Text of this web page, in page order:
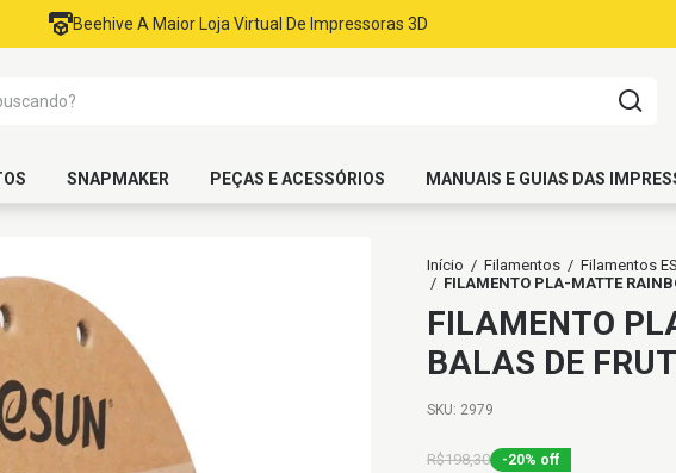
Beehive A Maior Loja Virtual De Impressoras 3D
SNAPMAKER PEÇAS E ACESSÓRIOS MANUAIS E GUIAS DAS
Início / Filamentos / Filamentos
/ FILAMENTO PLA-MATTE
FILAMENTO
BALAS DE
SKU: 2979
R$198,30 -20% off